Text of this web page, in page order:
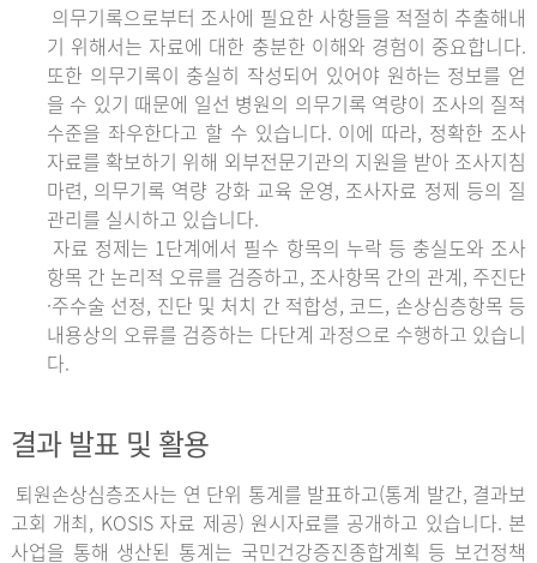
의무기록으로부터 조사에 필요한 사항들을 적절히 추출해내
기 위해서는 자료에 대한 충분한 이해와 경험이 중요합니다.
또한 의무기록이 충실히 작성되어 있어야 원하는 정보를 얻
을 수 있기 때문에 일선 병원의 의무기록 역량이 조사의 질적
수준을 좌우한다고 할 수 있습니다. 이에 따라, 정확한 조사
자료를 확보하기 위해 외부전문기관의 지원을 받아 조사지침
마련, 의무기록 역량 강화 교육 운영, 조사자료 정제 등의 질
관리를 실시하고 있습니다.
자료 정제는 1단계에서 필수 항목의 누락 등 충실도와 조사
항목 간 논리적 오류를 검증하고, 조사항목 간의 관계, 주진단
·주수술 선정, 진단 및 처치 간 적합성, 코드, 손상심층항목 등
내용상의 오류를 검증하는 다단계 과정으로 수행하고 있습니
다.
결과 발표 및 활용
퇴원손상심층조사는 연 단위 통계를 발표하고(통계 발간, 결과보
고회 개최, KOSIS 자료 제공) 원시자료를 공개하고 있습니다. 본
사업을 통해 생산된 통계는 국민건강증진종합계획 등 보건정책